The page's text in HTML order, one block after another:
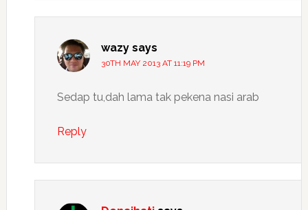
wazy says
30TH MAY 2013 AT 11:19 PM
Sedap tu,dah lama tak pekena nasi arab
Reply